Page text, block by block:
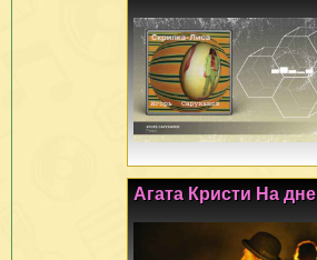
Агата Кристи На дне